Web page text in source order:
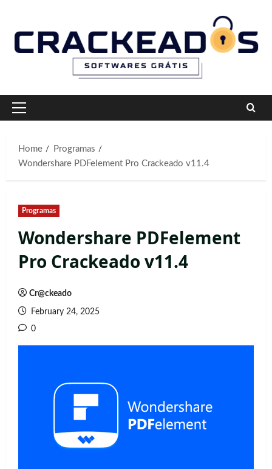
content
Primary
Home
Programas
Wondershare PDFelement Pro Crackeado v11.4
Programas
Wondershare PDFelement
Pro Crackeado v11.4
Cr@ckeado
February 24, 2025
0